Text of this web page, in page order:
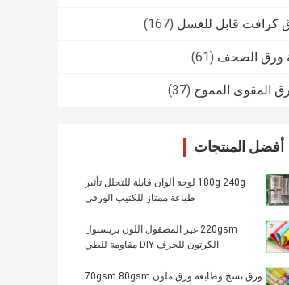
كرافت قابل للغسل (167)
ورق الصحف (61)
المقوى المموج (37)
أفضل المنتجات
180g 240g لوحة ألوان قابلة للتحلل تأثير
طباعة ممتاز للكتيب الورقي
220gsm غير المصقول اللون بريستول
الكرتون للحرف DIY مقاومة للطي
ورق نسخ وطابعة ورق ملون 70gsm 80gsm